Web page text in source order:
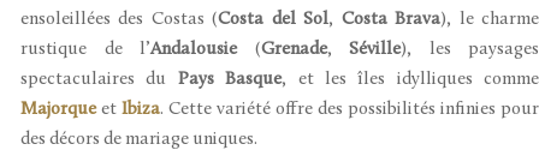
ensoleillées des Costas (Costa del Sol, Costa Brava), le charme
rustique de l’Andalousie(Grenade, Séville), les paysages
spectaculaires du Pays Basque, et les îles idylliques comme
Majorqueet Ibiza. Cette variété offre des possibilités infinies pour
des décors de mariage uniques.